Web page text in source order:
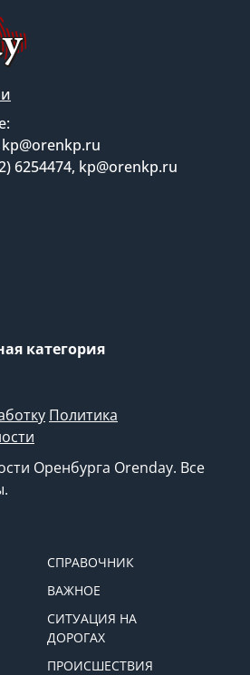
kp@orenkp.ru
6254474, kp@orenkp.ru
категория
Политика
Оренбурга Orenday. Все
СПРАВОЧНИК
ВАЖНОЕ
СИТУАЦИЯ НА
ДОРОГАХ
ПРОИСШЕСТВИЯ